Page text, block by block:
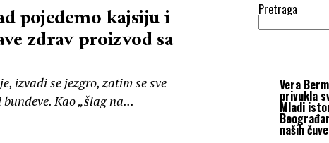
pojedemo kajsiju i
zdrav proizvod sa
izvadi se jezgro, zatim se sve
Kao „šlag na...
Pretraga
Vera
privukla
Mladi
naših